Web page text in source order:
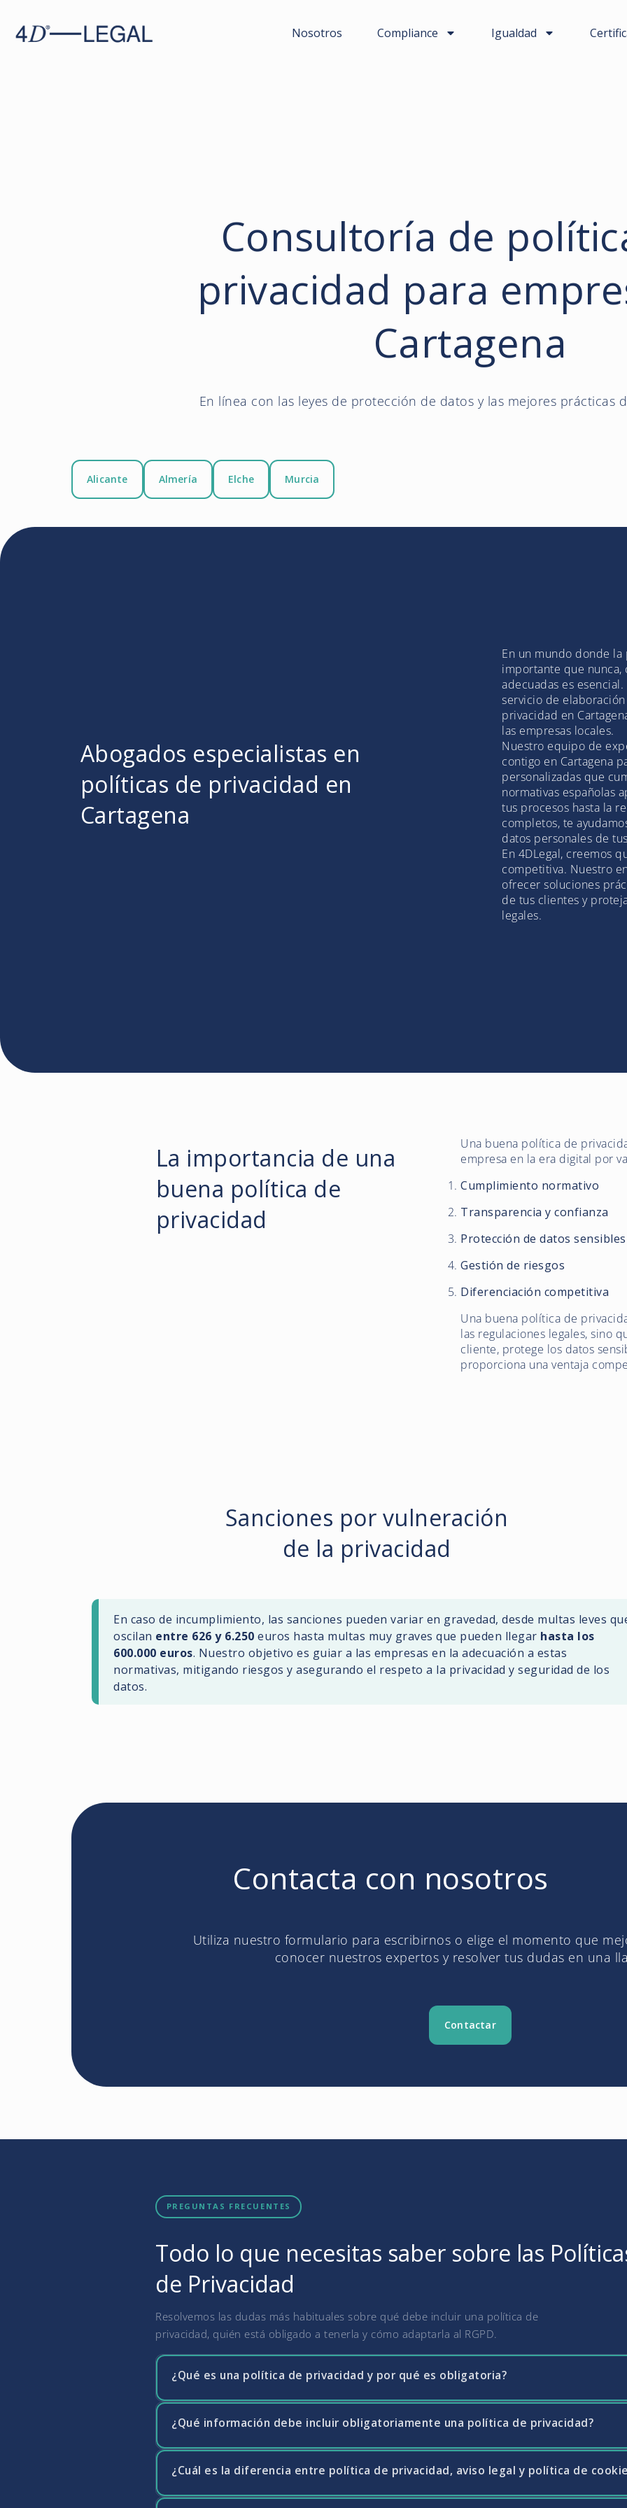
Nosotros Compliance Igualdad
Consultoría de
privacidad para
Cartagena
En línea con las leyes de protección de datos y las mejores prácticas
Alicante Almería Elche Murcia
Abogados especialistas en
políticas de privacidad en
Cartagena
En un mundo donde
importante que
adecuadas es
servicio de
privacidad en
las empresas locales.
Nuestro equipo de
contigo en Cartagena
personalizadas que
normativas españolas
tus procesos hasta la
completos, te
datos personales de
En 4DLegal, creemos
competitiva. Nuestro
ofrecer soluciones
de tus clientes y
legales.
La importancia de una
buena política de
privacidad
Una buena política de
empresa en la era digital por
Cumplimiento normativo
Transparencia y confianza
Protección de datos sensibles
Gestión de riesgos
Diferenciación competitiva
Una buena política de
las regulaciones legales, sino
cliente, protege los datos
proporciona una ventaja
Sanciones por vulneración
de la privacidad
En caso de incumplimiento, las sanciones pueden variar en gravedad, desde multas leves
oscilan entre 626 y 6.250 euros hasta multas muy graves que pueden llegar hasta los
600.000 euros. Nuestro objetivo es guiar a las empresas en la adecuación a estas
normativas, mitigando riesgos y asegurando el respeto a la privacidad y seguridad de los
datos.
Contacta con nosotros
Utiliza nuestro formulario para escribirnos o elige el momento que
conocer nuestros expertos y resolver tus dudas en una
Contactar
PREGUNTAS FRECUENTES
Todo lo que necesitas saber sobre las
de Privacidad
Resolvemos las dudas más habituales sobre qué debe incluir una política de
privacidad, quién está obligado a tenerla y cómo adaptarla al RGPD.
¿Qué es una política de privacidad y por qué es obligatoria?
La política de privacidad es el documento mediante el cual una empresa informa a los usuarios
reclamaciones de los usuarios.
¿Qué información debe incluir obligatoriamente una política de privacidad?
El RGPD exige que la política de privacidad informe sobre la identidad del responsable del
¿Cuál es la diferencia entre política de privacidad, aviso legal y política de